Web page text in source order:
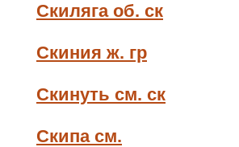
Скиляга об. ск
Скиния ж. гр
Скинуть см. ск
Скипа см.